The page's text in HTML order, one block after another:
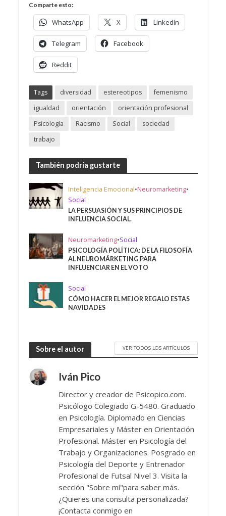
Comparte esto:
WhatsApp X LinkedIn
Telegram Facebook
Reddit
Tags diversidad estereotipos
femenismo
igualdad
orientación
orientación profesional
Psicología
Racismo Social
sociedad
trabajo
También podría gustarte
Inteligencia Emocional•Neuromarketing•
Social
LA PERSUASIÓN Y SUS PRINCIPIOS DE
INFLUENCIA SOCIAL.
Neuromarketing•Social
PSICOLOGÍA POLÍTICA: DE LA FILOSOFÍA
AL NEUROMÁRKETING PARA
INFLUENCIAR EN EL VOTO
Social
CÓMO HACER EL MEJOR REGALO ESTAS
NAVIDADES
Sobre el autor VER TODOS LOS ARTÍCULOS
Iván Pico
Director y creador de Psicopico.com.
Psicólogo Colegiado G-5480. Graduado
en Psicología. Diplomado en Ciencias
Empresariales y Máster en Orientación
Profesional. Máster en Psicología del
Trabajo y Organizaciones. Posgrado en
Psicología del Deporte y Entrenador
Profesional de Futsal Nivel 3. Visita la
sección "Sobre mí"para saber más.
¿Quieres una consulta personalizada?
¡Contacta conmigo en